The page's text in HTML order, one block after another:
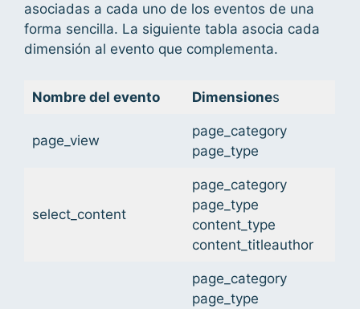
asociadas a cada uno de los eventos de una
forma sencilla. La siguiente tabla asocia cada
dimensión al evento que complementa.
Nombre del evento Dimensiones
page_view
page_category
page_type
select_content
page_category
page_type
content_type
content_titleauthor
page_category
page_type